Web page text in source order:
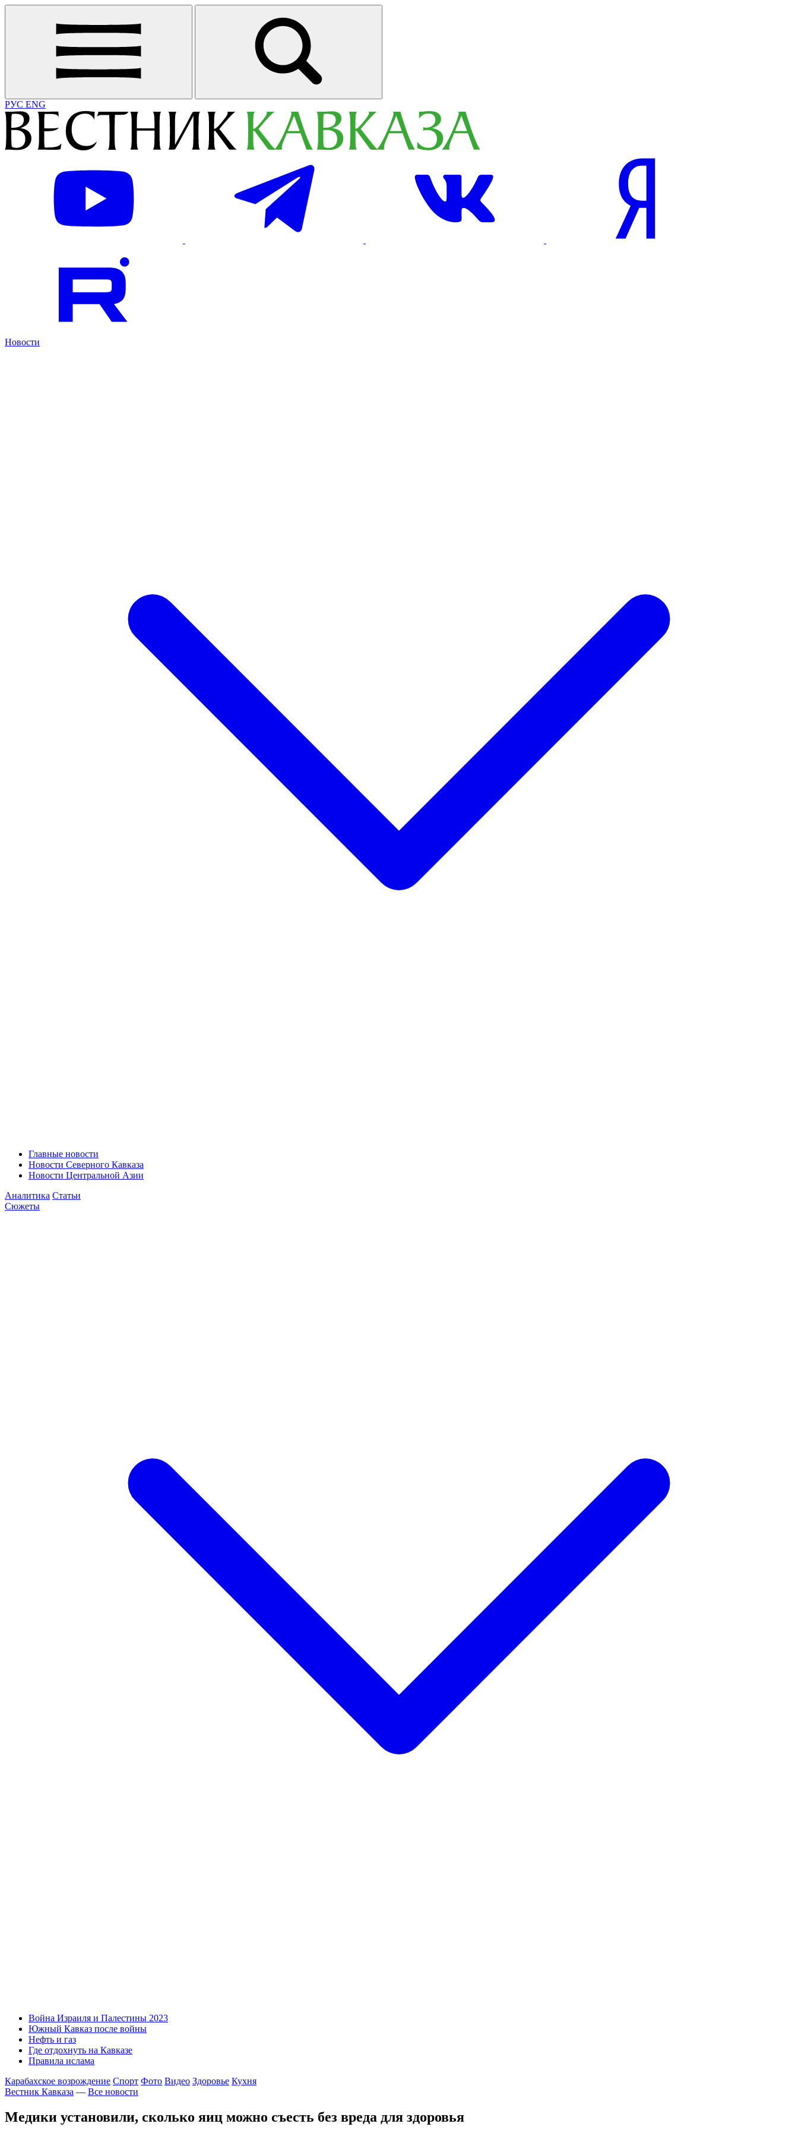
РУС ENG
Новости
Главные новости
Новости Северного Кавказа
Новости Центральной Азии
Аналитика Статьи
Сюжеты
Война Израиля и Палестины 2023
Южный Кавказ после войны
Нефть и газ
Где отдохнуть на Кавказе
Правила ислама
Карабахское возрождение Спорт Фото Видео Здоровье Кухня
Вестник Кавказа — Все новости
Медики установили, сколько яиц можно съесть без вреда для здоровья